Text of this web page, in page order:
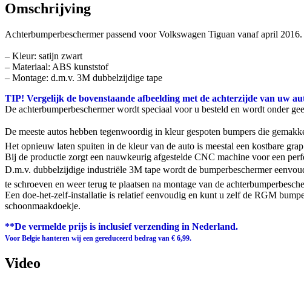
Omschrijving
Achterbumperbeschermer passend voor Volkswagen Tiguan vanaf april 2016.
– Kleur: satijn zwart
– Materiaal: ABS kunststof
– Montage: d.m.v. 3M dubbelzijdige tape
TIP! Vergelijk de bovenstaande afbeelding met de achterzijde van uw
De achterbumperbeschermer wordt speciaal voor u besteld en wordt onder
De meeste autos hebben tegenwoordig in kleur gespoten bumpers die
Het opnieuw laten spuiten in de kleur van de auto is meestal een kostbare
Bij de productie zorgt een nauwkeurig afgestelde CNC machine voor een
D.m.v. dubbelzijdige industriële 3M tape wordt de bumperbeschermer
te schroeven en weer terug te plaatsen na montage van de
Een doe-het-zelf-installatie is relatief eenvoudig en kunt u zelf de RGM
schoonmaakdoekje.
**De vermelde prijs is inclusief verzending in Nederland.
Voor Belgie hanteren wij een gereduceerd bedrag van € 6,99.
Video